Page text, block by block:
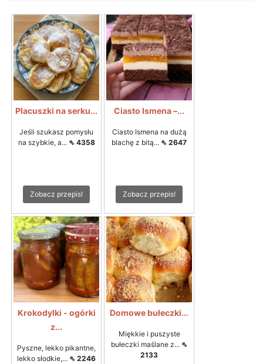
Placuszki na serku...
Jeśli szukasz pomysłu
na szybkie, a... ⇖ 4358
Zobacz przepis!
Ciasto Ismena –...
Ciasto Ismena na dużą
blachę z bitą... ⇖ 2647
Zobacz przepis!
Krokodylki - ogórki
z...
Pyszne, lekko pikantne,
lekko słodkie,... ⇖ 2246
Domowe bułeczki...
Miękkie i puszyste
bułeczki maślane z... ⇖
2133